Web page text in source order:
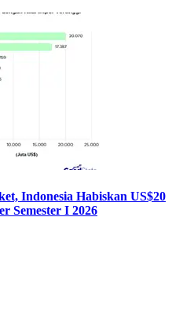
Indonesia Habiskan US$20
Semester I 2026